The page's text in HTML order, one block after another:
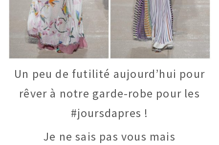
Un peu de futilité aujourd’hui pour
rêver à notre garde-robe pour les
#joursdapres !
Je ne sais pas vous mais